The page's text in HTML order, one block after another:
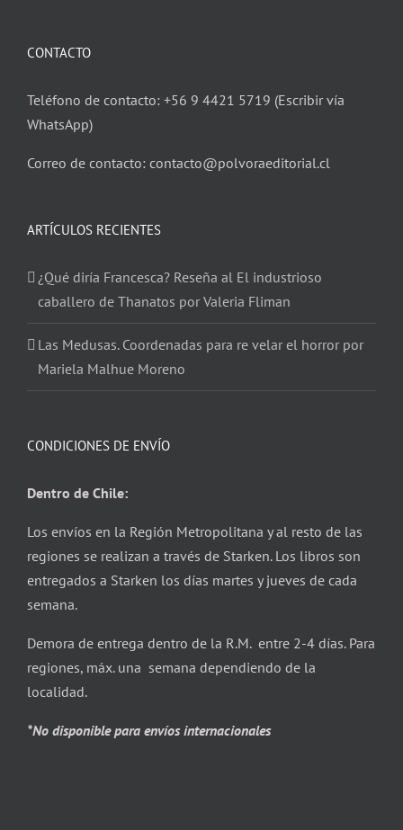
CONTACTO
Teléfono de contacto: +56 9 4421 5719 (Escribir vía
WhatsApp)
Correo de contacto: contacto@polvoraeditorial.cl
ARTÍCULOS RECIENTES
¿Qué diría Francesca? Reseña al El industrioso
caballero de Thanatos por Valeria Fliman
Las Medusas. Coordenadas para re velar el horror por
Mariela Malhue Moreno
CONDICIONES DE ENVÍO
Dentro de Chile:
Los envíos en la Región Metropolitana y al resto de las
regiones se realizan a través de Starken. Los libros son
entregados a Starken los días martes y jueves de cada
semana.
Demora de entrega dentro de la R.M. entre 2-4 días. Para
regiones, máx. una semana dependiendo de la
localidad.
*No disponible para envíos internacionales